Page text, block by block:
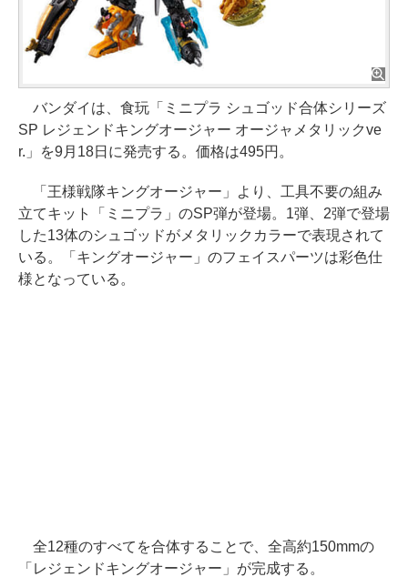
バンダイは、食玩「ミニプラ シュゴッド合体シリーズ
SP レジェンドキングオージャー オージャメタリックve
r.」を9月18日に発売する。価格は495円。
「王様戦隊キングオージャー」より、工具不要の組み
立てキット「ミニプラ」のSP弾が登場。1弾、2弾で登場
した13体のシュゴッドがメタリックカラーで表現されて
いる。「キングオージャー」のフェイスパーツは彩色仕
様となっている。
全12種のすべてを合体することで、全高約150mmの
「レジェンドキングオージャー」が完成する。